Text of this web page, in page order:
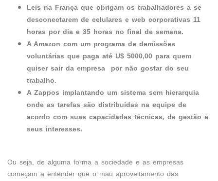
Leis na França que obrigam os trabalhadores a se
desconectarem de celulares e web corporativas 11
horas por dia e 35 horas no final de semana.
A Amazon com um programa de demissões
voluntárias que paga até U$ 5000,00 para quem
quiser sair da empresa por não gostar do seu
trabalho.
A Zappos implantando um sistema sem hierarquia
onde as tarefas são distribuídas na equipe de
acordo com suas capacidades técnicas, de gestão e
seus interesses.
Ou seja, de alguma forma a sociedade e as empresas
começam a entender que o mau aproveitamento das